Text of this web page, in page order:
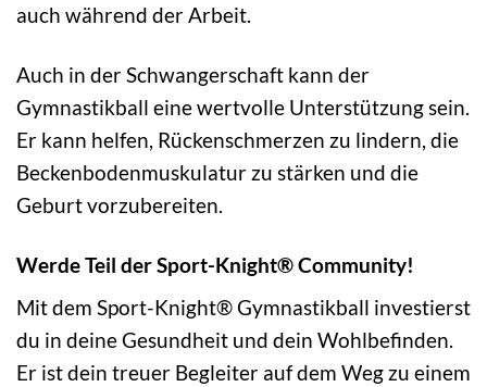
auch während der Arbeit.
Auch in der Schwangerschaft kann der
Gymnastikball eine wertvolle Unterstützung sein.
Er kann helfen, Rückenschmerzen zu lindern, die
Beckenbodenmuskulatur zu stärken und die
Geburt vorzubereiten.
Werde Teil der Sport-Knight® Community!
Mit dem Sport-Knight® Gymnastikball investierst
du in deine Gesundheit und dein Wohlbefinden.
Er ist dein treuer Begleiter auf dem Weg zu einem